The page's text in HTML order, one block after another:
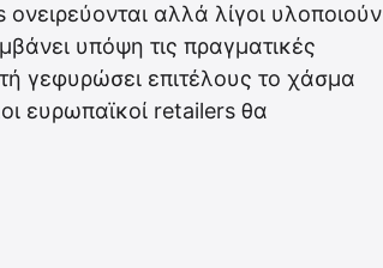
αλλά λίγοι υλοποιούν
υπόψη τις πραγματικές
γεφυρώσει επιτέλους το χάσμα
ευρωπαϊκοί retailers θα